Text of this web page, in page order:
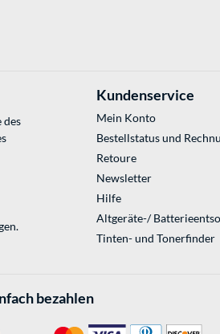
des
Kundenservice
Mein Konto
Bestellstatus und
Retoure
Newsletter
Hilfe
Altgeräte-/
Tinten- und Tonerfinder
bezahlen